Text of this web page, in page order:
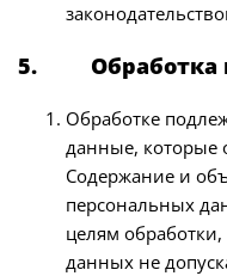
5. Обработка
Обработке
данные, которые
Содержание и
персональных
целям
данных не